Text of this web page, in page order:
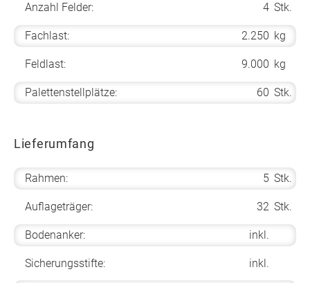
Anzahl Felder: 4 Stk.
Fachlast: 2.250 kg
Feldlast: 9.000 kg
Palettenstellplätze: 60 Stk.
Lieferumfang
Rahmen: 5 Stk.
Auflageträger: 32 Stk.
Bodenanker: inkl.
Sicherungsstifte: inkl.